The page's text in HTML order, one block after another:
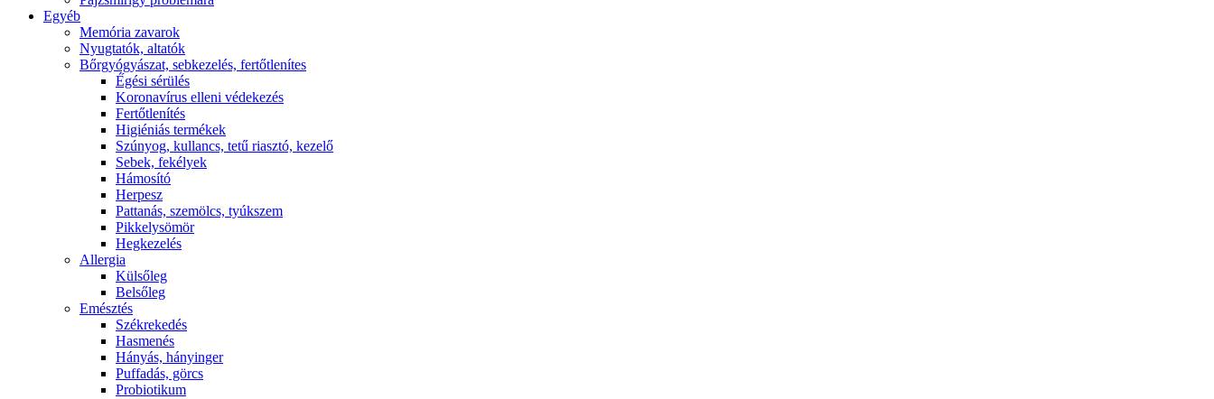
Egyéb
Memória zavarok
Nyugtatók, altatók
Bőrgyógyászat, sebkezelés, fertőtlenítes
É́gési sérülés
Koronavírus elleni védekezés
Fertőtlenítés
Higiéniás termékek
Szúnyog, kullancs, tetű riasztó, kezelő
Sebek, fekélyek
Hámosító
Herpesz
Pattanás, szemölcs, tyúkszem
Pikkelysömör
Hegkezelés
Allergia
Külsőleg
Belsőleg
Emésztés
Székrekedés
Hasmenés
Hányás, hányinger
Puffadás, görcs
Probiotikum